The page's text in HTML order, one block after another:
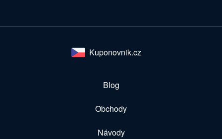
Kuponovnik.cz
Blog
Obchody
Návody